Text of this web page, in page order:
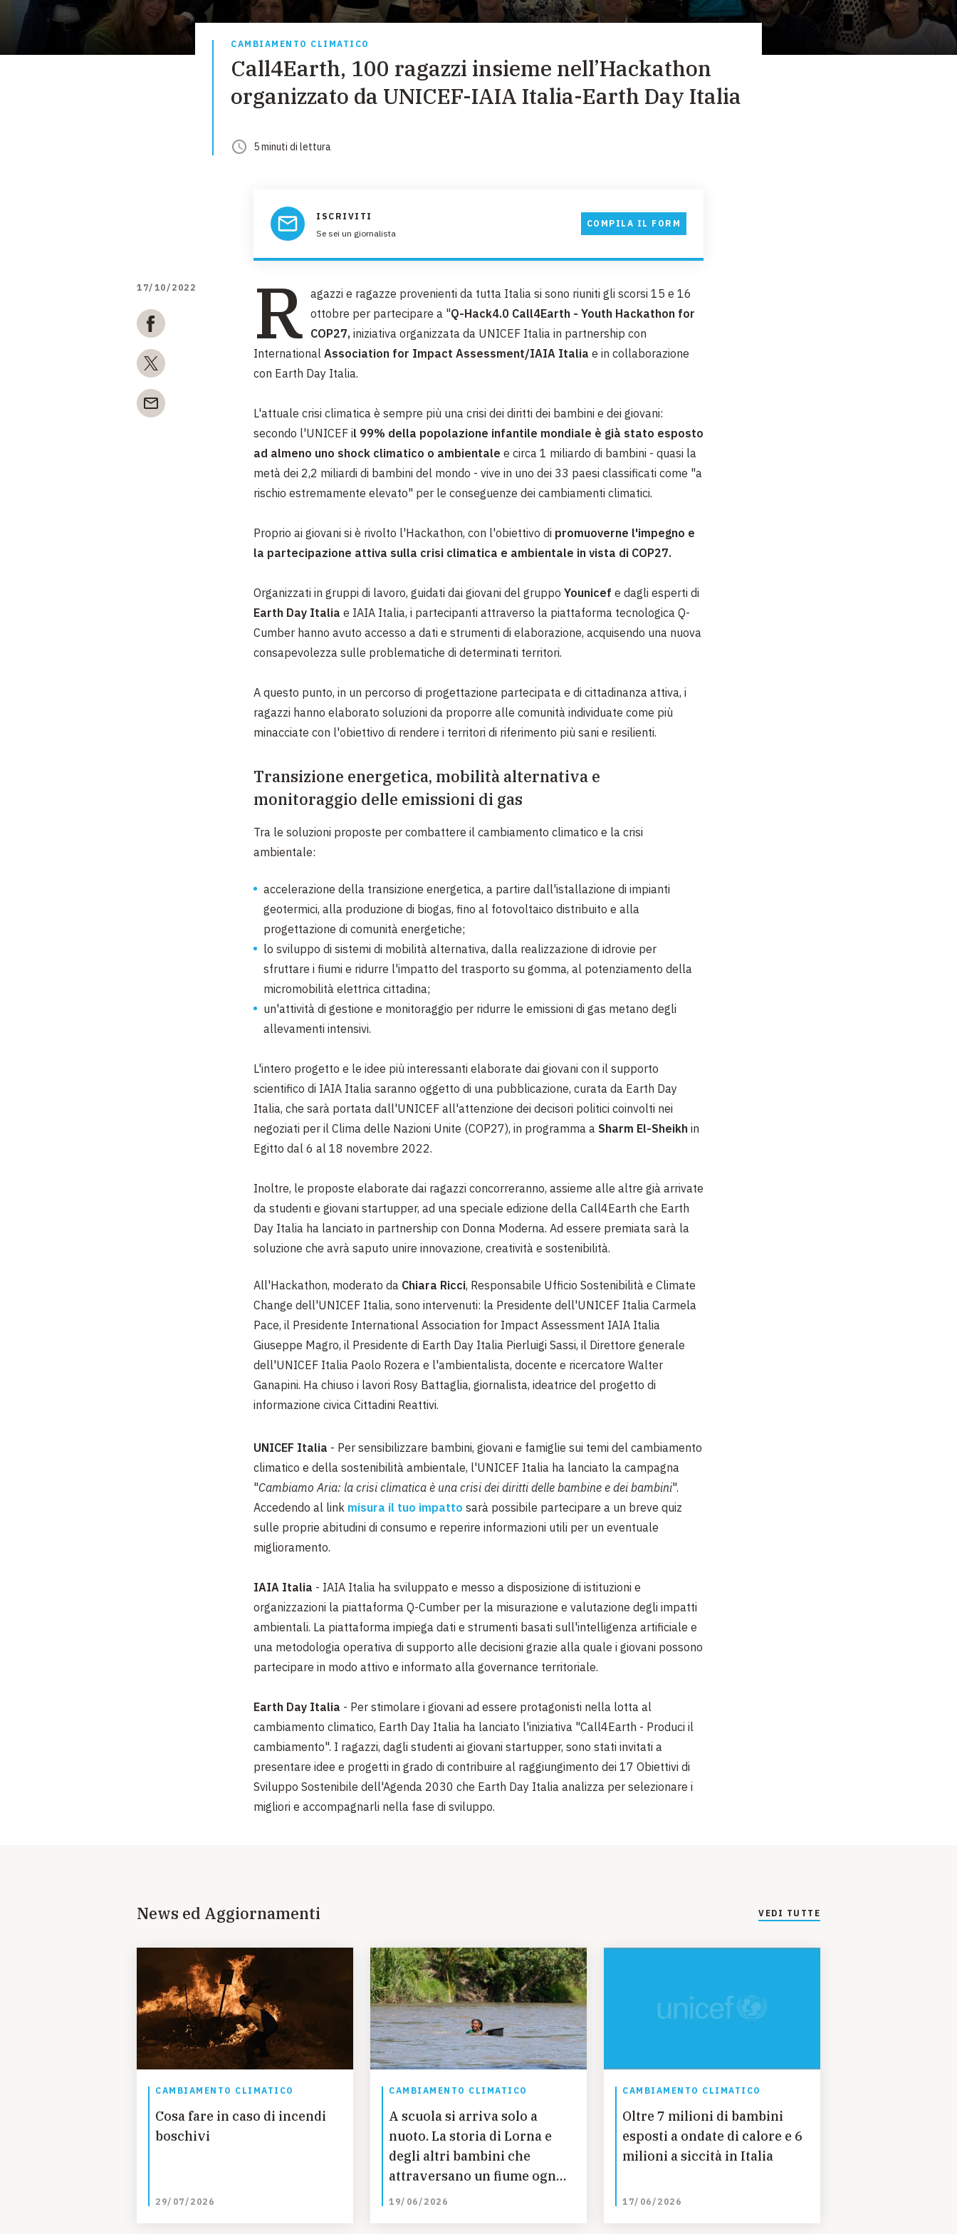
EMERGENZE
DIVERSI MODI PER DONARE. SCEGLI IL PIÙ
COMODO PER TE
CAMBIAMENTO CLIMATICO
Call4Earth, 100 ragazzi insieme nell’Hackathon
organizzato da UNICEF-IAIA Italia-Earth Day Italia
5minuti di lettura
ISCRIVITI
Se sei un giornalista
COMPILA IL FORM
17/10/2022 R agazzi e ragazze provenienti da tutta Italia si sono riuniti gli scorsi 15 e 16
ottobre per partecipare a "Q-Hack4.0 Call4Earth - Youth Hackathon for
COP27, iniziativa organizzata da UNICEF Italia in partnership con
International Association for Impact Assessment/IAIA Italia e in collaborazione
con Earth Day Italia.
L'attuale crisi climatica è sempre più una crisi dei diritti dei bambini e dei giovani:
secondo l'UNICEF il 99% della popolazione infantile mondiale è già stato esposto
ad almeno uno shock climatico o ambientale e circa 1 miliardo di bambini - quasi la
metà dei 2,2 miliardi di bambini del mondo - vive in uno dei 33 paesi classificati come "a
rischio estremamente elevato" per le conseguenze dei cambiamenti climatici.
Proprio ai giovani si è rivolto l'Hackathon, con l'obiettivo di promuoverne l'impegno e
la partecipazione attiva sulla crisi climatica e ambientale in vista di COP27.
Organizzati in gruppi di lavoro, guidati dai giovani del gruppo Younicef e dagli esperti di
Earth Day Italia e IAIA Italia, i partecipanti attraverso la piattaforma tecnologica Q-
Cumber hanno avuto accesso a dati e strumenti di elaborazione, acquisendo una nuova
consapevolezza sulle problematiche di determinati territori.
A questo punto, in un percorso di progettazione partecipata e di cittadinanza attiva, i
ragazzi hanno elaborato soluzioni da proporre alle comunità individuate come più
minacciate con l'obiettivo di rendere i territori di riferimento più sani e resilienti.
Transizione energetica, mobilità alternativa e
monitoraggio delle emissioni di gas
Tra le soluzioni proposte per combattere il cambiamento climatico e la crisi
ambientale:
accelerazione della transizione energetica, a partire dall'istallazione di impianti
geotermici, alla produzione di biogas, fino al fotovoltaico distribuito e alla
progettazione di comunità energetiche;
lo sviluppo di sistemi di mobilità alternativa, dalla realizzazione di idrovie per
sfruttare i fiumi e ridurre l'impatto del trasporto su gomma, al potenziamento della
micromobilità elettrica cittadina;
un'attività di gestione e monitoraggio per ridurre le emissioni di gas metano degli
allevamenti intensivi.
L'intero progetto e le idee più interessanti elaborate dai giovani con il supporto
scientifico di IAIA Italia saranno oggetto di una pubblicazione, curata da Earth Day
Italia, che sarà portata dall'UNICEF all'attenzione dei decisori politici coinvolti nei
negoziati per il Clima delle Nazioni Unite (COP27), in programma a Sharm El-Sheikh in
Egitto dal 6 al 18 novembre 2022.
Inoltre, le proposte elaborate dai ragazzi concorreranno, assieme alle altre già arrivate
da studenti e giovani startupper, ad una speciale edizione della Call4Earth che Earth
Day Italia ha lanciato in partnership con Donna Moderna. Ad essere premiata sarà la
soluzione che avrà saputo unire innovazione, creatività e sostenibilità.
All'Hackathon, moderato da Chiara Ricci, Responsabile Ufficio Sostenibilità e Climate
Change dell'UNICEF Italia, sono intervenuti: la Presidente dell'UNICEF Italia Carmela
Pace, il Presidente International Association for Impact Assessment IAIA Italia
Giuseppe Magro, il Presidente di Earth Day Italia Pierluigi Sassi, il Direttore generale
dell'UNICEF Italia Paolo Rozera e l'ambientalista, docente e ricercatore Walter
Ganapini. Ha chiuso i lavori Rosy Battaglia, giornalista, ideatrice del progetto di
informazione civica Cittadini Reattivi.
UNICEF Italia - Per sensibilizzare bambini, giovani e famiglie sui temi del cambiamento
climatico e della sostenibilità ambientale, l'UNICEF Italia ha lanciato la campagna
"Cambiamo Aria: la crisi climatica è una crisi dei diritti delle bambine e dei bambini".
Accedendo al link misura il tuo impatto sarà possibile partecipare a un breve quiz
sulle proprie abitudini di consumo e reperire informazioni utili per un eventuale
miglioramento.
IAIA Italia - IAIA Italia ha sviluppato e messo a disposizione di istituzioni e
organizzazioni la piattaforma Q-Cumber per la misurazione e valutazione degli impatti
ambientali. La piattaforma impiega dati e strumenti basati sull'intelligenza artificiale e
una metodologia operativa di supporto alle decisioni grazie alla quale i giovani possono
partecipare in modo attivo e informato alla governance territoriale.
Earth Day Italia - Per stimolare i giovani ad essere protagonisti nella lotta al
cambiamento climatico, Earth Day Italia ha lanciato l'iniziativa "Call4Earth - Produci il
cambiamento". I ragazzi, dagli studenti ai giovani startupper, sono stati invitati a
presentare idee e progetti in grado di contribuire al raggiungimento dei 17 Obiettivi di
Sviluppo Sostenibile dell'Agenda 2030 che Earth Day Italia analizza per selezionare i
migliori e accompagnarli nella fase di sviluppo.
News ed Aggiornamenti VEDI TUTTE
CAMBIAMENTO CLIMATICO
Cosa fare in caso di incendi
boschivi
29/07/2026
CAMBIAMENTO CLIMATICO
A scuola si arriva solo a
nuoto. La storia di Lorna e
degli altri bambini che
attraversano un fiume ogni
giorno per studiare in Papua
19/06/2026
CAMBIAMENTO CLIMATICO
Oltre 7 milioni di bambini
esposti a ondate di calore e 6
milioni a siccità in Italia
17/06/2026